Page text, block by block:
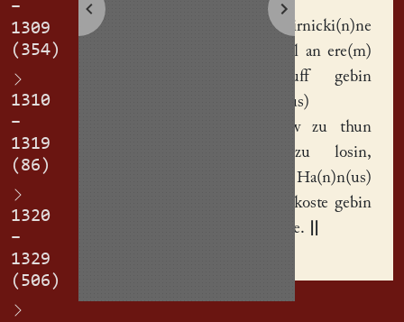
–
1309
(354)
1310
–
1319
(86)
1320
–
1329
(506)
Elze Jawirnicki(n)ne
hat ir teil an ere(m)
uff gebin
Ha(n)n(us)
Raspenawzu thun
un(d) zu losin,
u(n)nd Ha(n)n(us)
sal ir dy koste gebin
an ir ende.